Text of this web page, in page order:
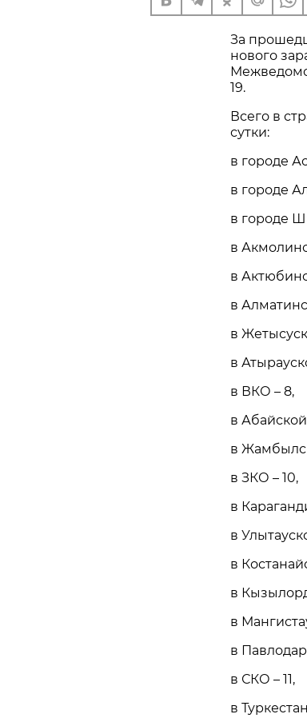
За
нового
19.
Всего в
сутки:
в городе
в городе
в городе
в
в
в
в
в
в ВКО – 8,
в
в
в ЗКО – 10,
в
в
в
в
в
в
в СКО – 11,
в